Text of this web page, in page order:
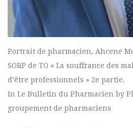
Portrait de pharmacien, Ahcene
SORP de TO « La souffrance des
d’être professionnels » 2e partie.
In Le Bulletin du Pharmacien by
groupement de pharmaciens